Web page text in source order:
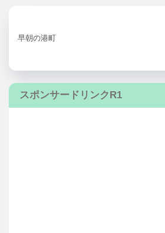
早朝の港町
スポンサードリンクR1